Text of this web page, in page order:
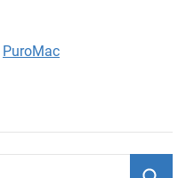
PuroMac